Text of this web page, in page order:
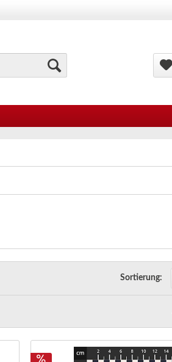
Sortierung: